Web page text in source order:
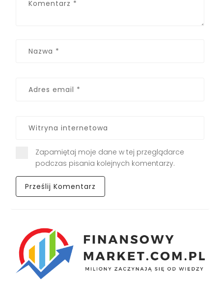
Zapamiętaj moje dane w tej przeglądarce
podczas pisania kolejnych komentarzy.